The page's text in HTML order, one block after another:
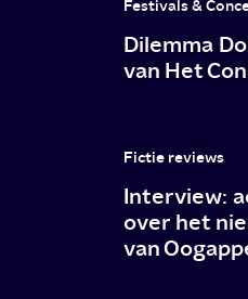
Festivals &
Dilemma
van Het
Fictie reviews
Interview:
over het
van